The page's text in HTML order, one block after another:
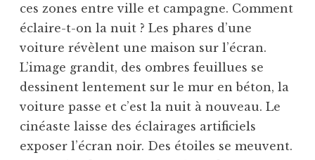
ces zones entre ville et campagne. Comment
éclaire-t-on la nuit ? Les phares d’une
voiture révèlent une maison sur l’écran.
L’image grandit, des ombres feuillues se
dessinent lentement sur le mur en béton, la
voiture passe et c’est la nuit à nouveau. Le
cinéaste laisse des éclairages artificiels
exposer l’écran noir. Des étoiles se meuvent.